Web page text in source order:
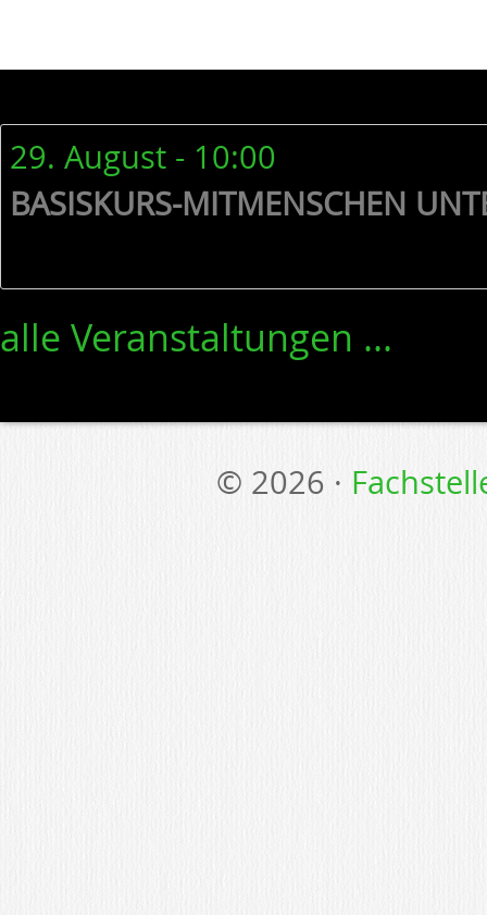
29. August - 10:00
BASISKURS-MITMENSCHEN
alle Veranstaltungen ...
© 2026 ·